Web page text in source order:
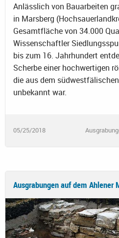
Anlässlich von Bauarbeiten
in Marsberg
Gesamtfläche von 34.000
Wissenschaftler
bis zum 16. Jahrhundert
Scherbe einer hochwertigen
die aus dem
unbekannt war.
05/25/2018
Ausgrabungen auf dem Ahlener